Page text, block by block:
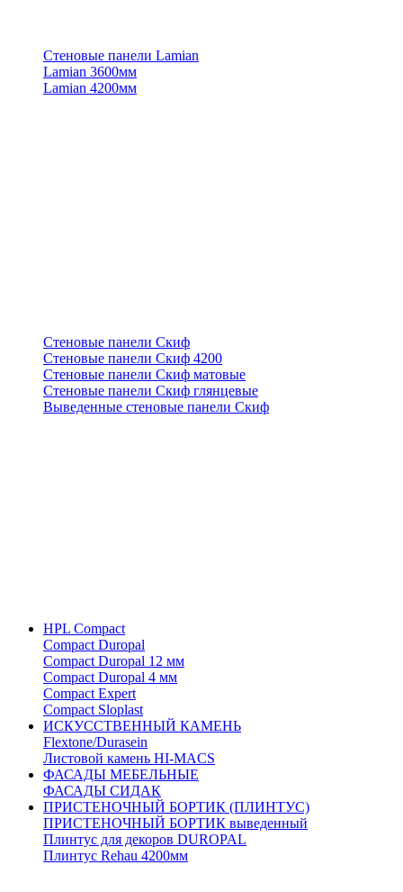
Стеновые панели Lamian
Lamian 3600мм
Lamian 4200мм
Стеновые панели Скиф
Стеновые панели Скиф 4200
Стеновые панели Скиф матовые
Стеновые панели Скиф глянцевые
Выведенные стеновые панели Скиф
HPL Compact
Compact Duropal
Compact Duropal 12 мм
Compact Duropal 4 мм
Compact Expert
Compact Sloplast
ИСКУССТВЕННЫЙ КАМЕНЬ
Flextone/Durasein
Листовой камень HI-MACS
ФАСАДЫ МЕБЕЛЬНЫЕ
ФАСАДЫ СИДАК
ПРИСТЕНОЧНЫЙ БОРТИК (ПЛИНТУС)
ПРИСТЕНОЧНЫЙ БОРТИК выведенный
Плинтус для декоров DUROPAL
Плинтус Rehau 4200мм